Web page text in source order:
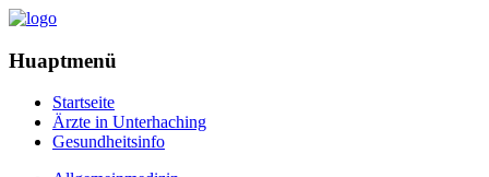
Huaptmenü
Startseite
Ärzte in Unterhaching
Gesundheitsinfo